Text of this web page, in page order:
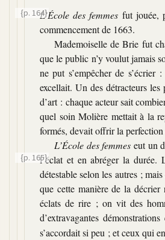
{p. 164}L’École des femmes fut jouée,
commencement de 1663.
Mademoiselle de Brie fut
que le public n’y voulut jamais
ne put s’empêcher de s’écrier :
excellait. Un des détracteurs
d’art : chaque acteur sait
quel soin Molière mettait à la
formés, devait offrir la perfection
L’École des femmes eut un
l’éclat et en abréger la durée.
{p. 165}
détestable selon les autres ;
que cette manière de la décrier
éclats de rire ; on vit des
d’extravagantes
s’accordait si peu ; et ceux qui